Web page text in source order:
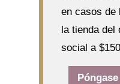
en casos de
la tienda del
social a